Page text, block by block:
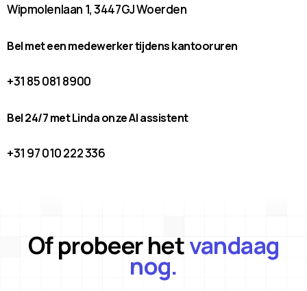
Wipmolenlaan 1, 3447GJ Woerden
Bel met een medewerker tijdens kantooruren
+31 85 081 8900
Bel 24/7 met Linda onze AI assistent
+31 97 010 222 336
Of probeer hetvandaag
nog.